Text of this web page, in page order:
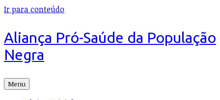
Ir para conteúdo
Aliança Pró-Saúde da População
Negra
Menu